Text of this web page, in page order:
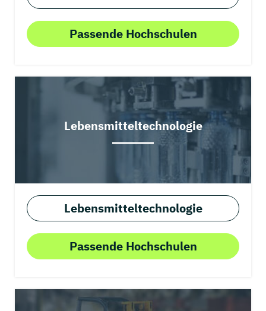
Passende Hochschulen
Lebensmitteltechnologie
Lebensmitteltechnologie
Passende Hochschulen